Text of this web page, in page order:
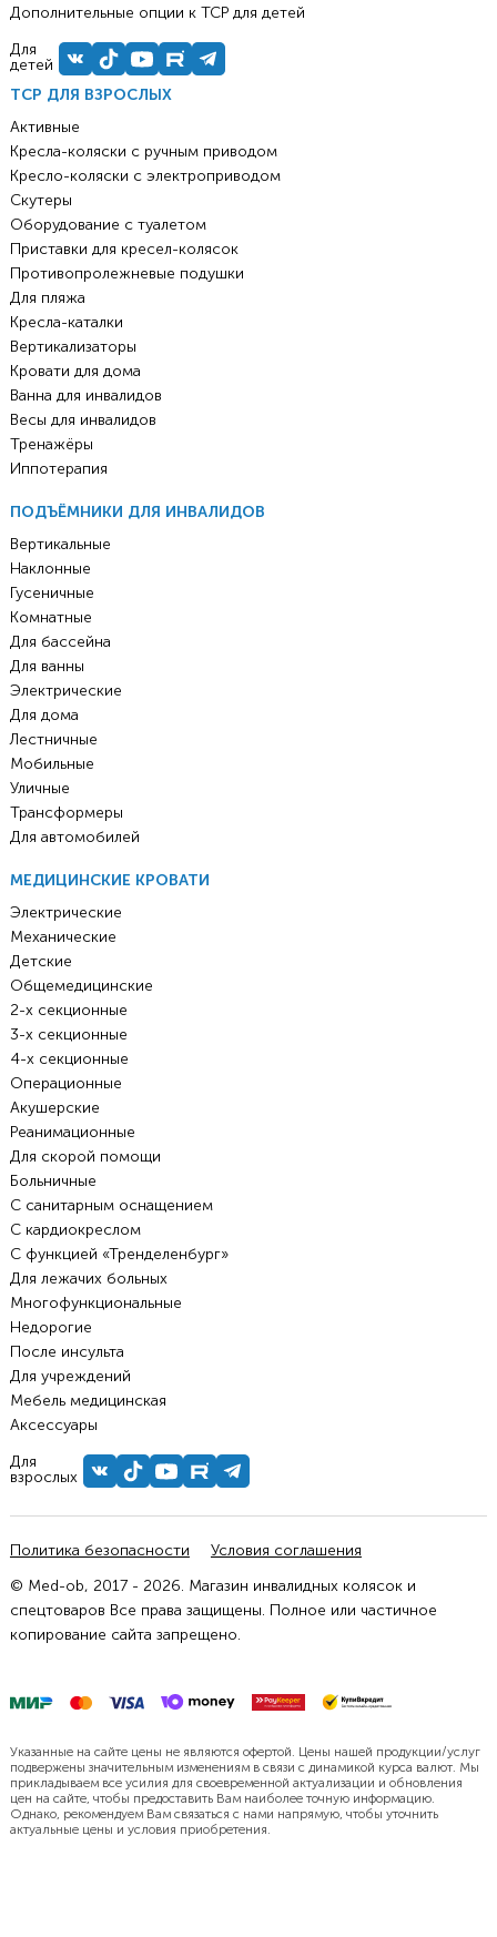
ТСР ДЛЯ ВЗРОСЛЫХ
Активные
Кресла-коляски с ручным приводом
Кресло-коляски с электроприводом
Скутеры
Оборудование с туалетом
Приставки для кресел-колясок
Противопролежневые подушки
Для пляжа
Кресла-каталки
Вертикализаторы
Кровати для дома
Ванна для инвалидов
Весы для инвалидов
Тренажёры
Иппотерапия
ПОДЪЁМНИКИ ДЛЯ ИНВАЛИДОВ
Вертикальные
Наклонные
Гусеничные
Комнатные
Для бассейна
Для ванны
Электрические
Для дома
Лестничные
Мобильные
Уличные
Трансформеры
Для автомобилей
МЕДИЦИНСКИЕ КРОВАТИ
Электрические
Механические
Детские
Общемедицинские
2-х секционные
3-х секционные
4-х секционные
Операционные
Акушерские
Реанимационные
Для скорой помощи
Больничные
С санитарным оснащением
С кардиокреслом
С функцией «Тренделенбург»
Для лежачих больных
Многофункциональные
Недорогие
После инсульта
Для учреждений
Мебель медицинская
Аксессуары
Для
взрослых
Дополнительные опции к ТСР для детей
Для
детей
Политика безопасности
Условия соглашения
© Med-ob, 2017 - 2026. Магазин инвалидных колясок и
спецтоваров Все права защищены. Полное или частичное
копирование сайта запрещено.
Указанные на сайте цены не являются офертой. Цены нашей продукции/услуг
подвержены значительным изменениям в связи с динамикой курса валют. Мы
прикладываем все усилия для своевременной актуализации и обновления
цен на сайте, чтобы предоставить Вам наиболее точную информацию.
Однако, рекомендуем Вам связаться с нами напрямую, чтобы уточнить
актуальные цены и условия приобретения.